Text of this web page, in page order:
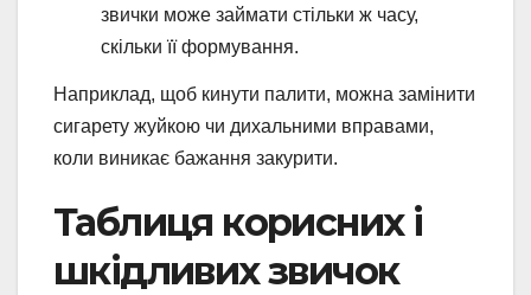
звички може займати стільки ж часу,
скільки її формування.
Наприклад, щоб кинути палити, можна замінити
сигарету жуйкою чи дихальними вправами,
коли виникає бажання закурити.
Таблиця корисних і
шкідливих звичок